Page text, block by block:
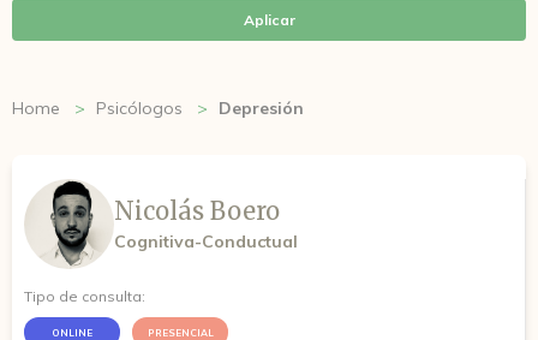
Aplicar
Home Psicólogos Depresión
Nicolás Boero
Cognitiva-Conductual
Tipo de consulta:
ONLINE PRESENCIAL